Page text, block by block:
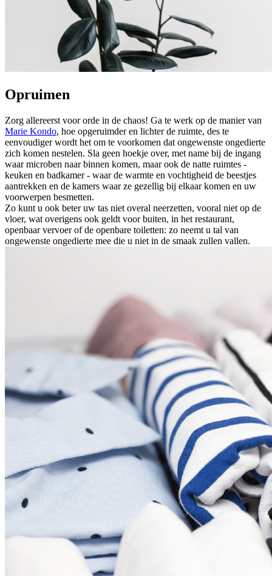
Opruimen
Zorg allereerst voor orde in de chaos! Ga te werk op de manier van
Marie Kondo, hoe opgeruimder en lichter de ruimte, des te
eenvoudiger wordt het om te voorkomen dat ongewenste ongedierte
zich komen nestelen. Sla geen hoekje over, met name bij de ingang
waar microben naar binnen komen, maar ook de natte ruimtes -
keuken en badkamer - waar de warmte en vochtigheid de beestjes
aantrekken en de kamers waar ze gezellig bij elkaar komen en uw
voorwerpen besmetten.
Zo kunt u ook beter uw tas niet overal neerzetten, vooral niet op de
vloer, wat overigens ook geldt voor buiten, in het restaurant,
openbaar vervoer of de openbare toiletten: zo neemt u tal van
ongewenste ongedierte mee die u niet in de smaak zullen vallen.